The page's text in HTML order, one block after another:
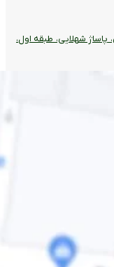
شهلایی، طبقه اول،